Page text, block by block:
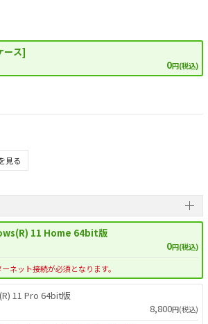
ース]
0円(税込)
見る
11 Home 64bit版
0円(税込)
ネット接続が必須となります。
11 Pro 64bit版
8,800円(税込)